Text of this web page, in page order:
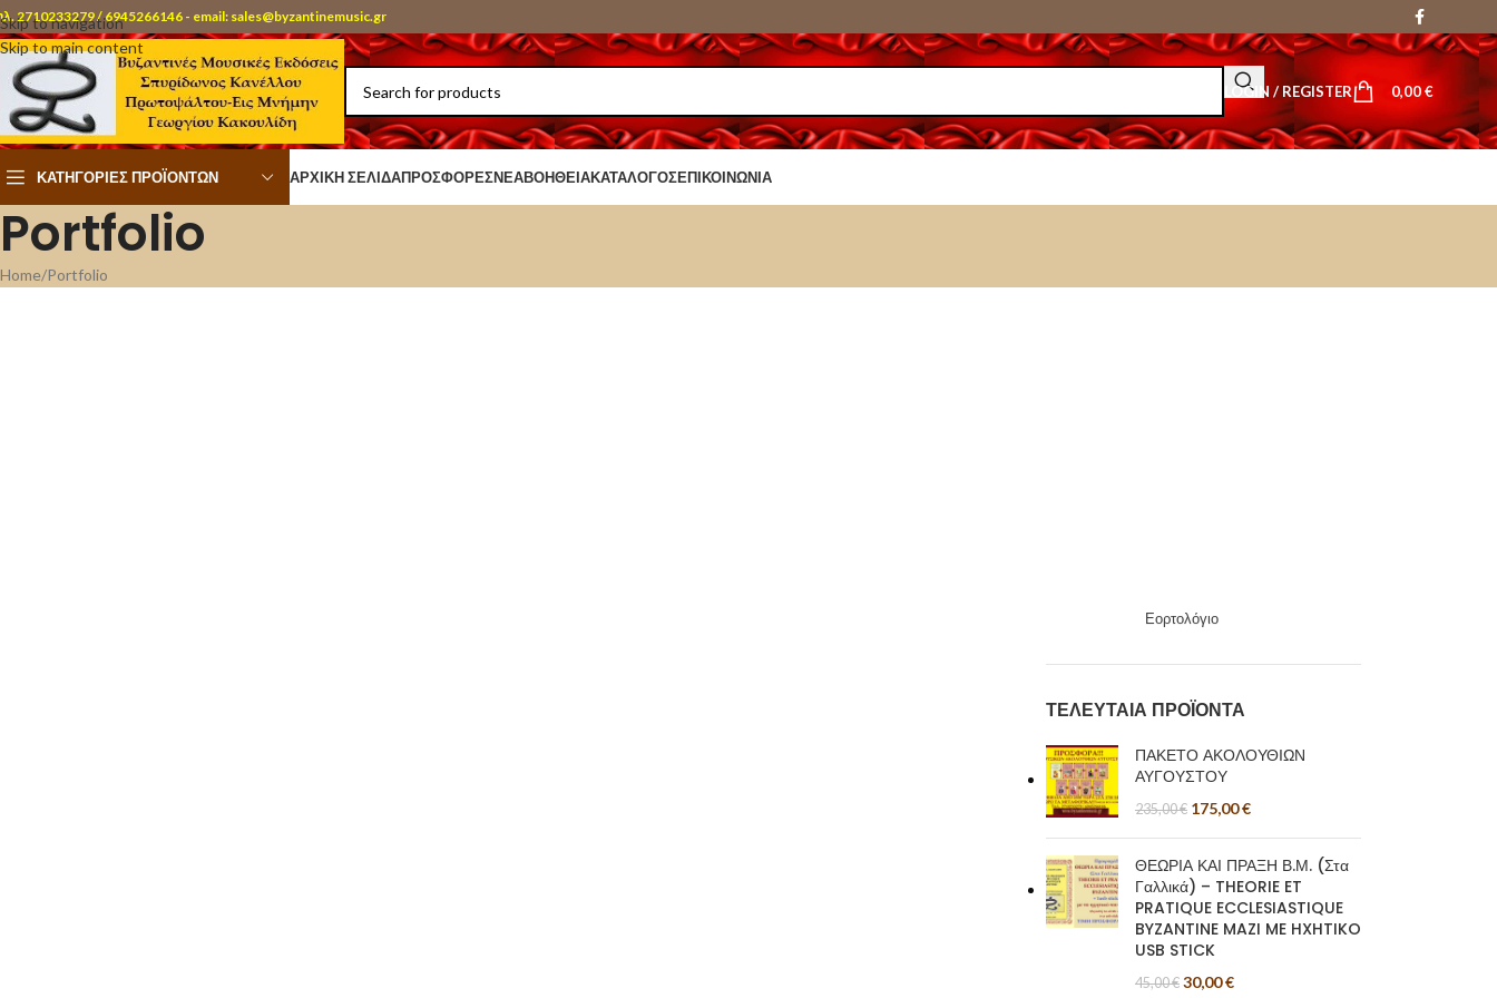
Skip to navigation
Skip to main content
2710233279 / 6945266146 - email: sales@byzantinemusic.gr
LOGIN / REGISTER 0,00€
ΚΑΤΗΓΟΡΊΕΣ ΠΡΟΪΌΝΤΩΝ ΑΡΧΙΚΉ ΣΕΛΊΔΑΠΡΟΣΦΟΡΈΣΝΈΑΒΟΉΘΕΙΑΚΑΤΆΛΟΓΟΣΕΠΙΚΟΙΝΩΝΊΑ
Portfolio
Home Portfolio
Εορτολόγιο
ΤΕΛΕΥΤΑΊΑ ΠΡΟΪΌΝΤΑ
ΠΑΚΕΤΟ ΑΚΟΛΟΥΘΙΩΝ
ΑΥΓΟΥΣΤΟΥ
235,00€ 175,00€
ΘΕΩΡΙΑ ΚΑΙ ΠΡΑΞΗ Β.Μ. (Στα
Γαλλικά) – THEORIE ET
PRATIQUE ECCLESIASTIQUE
BYZANTINE MAZI ME HXHTIKO
USB STICK
45,00€ 30,00€